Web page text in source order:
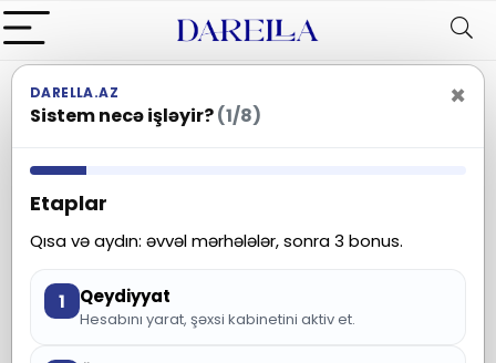
Əsas Uşaq oyuncaqları
Kuklalar
0 məhsul
Yenidən köhnəyə
DARELLA.AZ
Sistem necə işləyir?(1/8)
×
Etaplar
Qısa və aydın: əvvəl mərhələlər, sonra 3 bonus.
1 Qeydiyyat
Hesabını yarat, şəxsi kabinetini aktiv et.